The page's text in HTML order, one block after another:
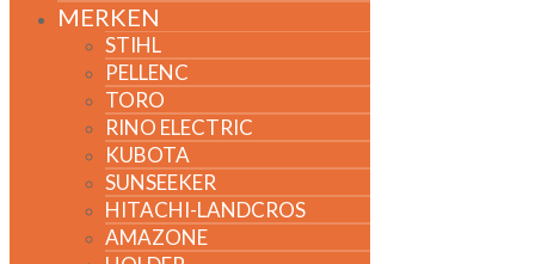
MERKEN
STIHL
PELLENC
TORO
RINO ELECTRIC
KUBOTA
SUNSEEKER
HITACHI-LANDCROS
AMAZONE